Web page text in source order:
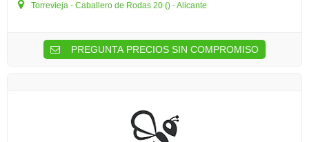
Torrevieja - Caballero de Rodas 20 () - Alicante
PREGUNTA PRECIOS SIN COMPROMISO